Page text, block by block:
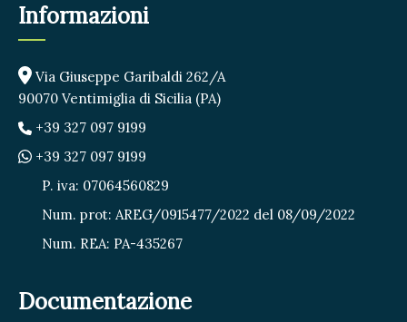
Informazioni
Via Giuseppe Garibaldi 262/A
90070 Ventimiglia di Sicilia (PA)
+39 327 097 9199
+39 327 097 9199
P. iva: 07064560829
Num. prot: AREG/0915477/2022 del 08/09/2022
Num. REA: PA-435267
Documentazione